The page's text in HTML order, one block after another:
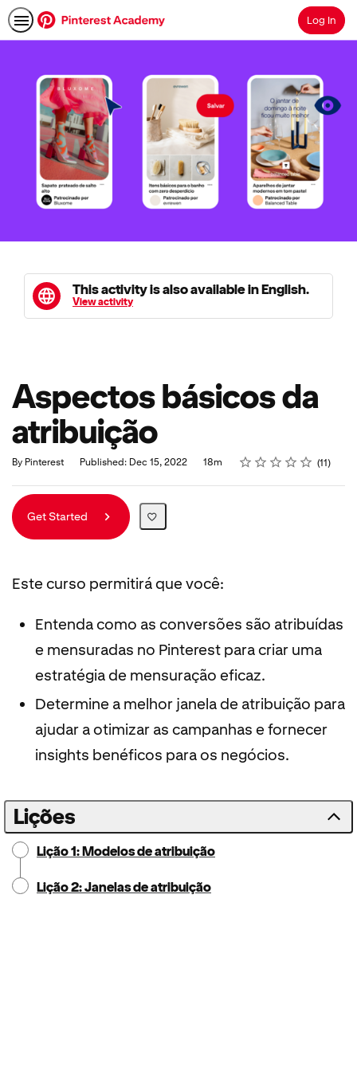
SearchLog In
This activity is also available in English.
View activity
Aspectos básicos da
atribuição
By Pinterest Published: Dec 15, 2022
Duration 18m Rating
1 star
2 stars
3 stars
4 stars
5 stars
Average rating: 5.0 11
11 reviews
Get Started
Este curso permitirá que você:
Entenda como as conversões são atribuídas
e mensuradas no Pinterest para criar uma
estratégia de mensuração eficaz.
Determine a melhor janela de atribuição para
ajudar a otimizar as campanhas e fornecer
insights benéficos para os negócios.
Lições
Lição 1: Modelos de atribuição
Lição 2: Janelas de atribuição